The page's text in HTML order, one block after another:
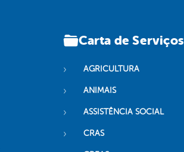
Carta de Serviços
AGRICULTURA
ANIMAIS
ASSISTÊNCIA SOCIAL
CRAS